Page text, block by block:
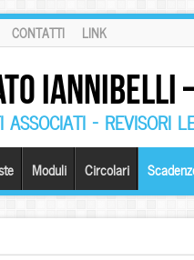
CONTATTI LINK
ASSOCIATI – REVISORI
Moduli Circolari